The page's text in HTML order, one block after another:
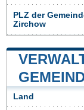
PLZ der
Zirchow
Land